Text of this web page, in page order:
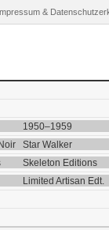
&
1950–1959
Star Walker
Skeleton Editions
Limited Artisan Edt.